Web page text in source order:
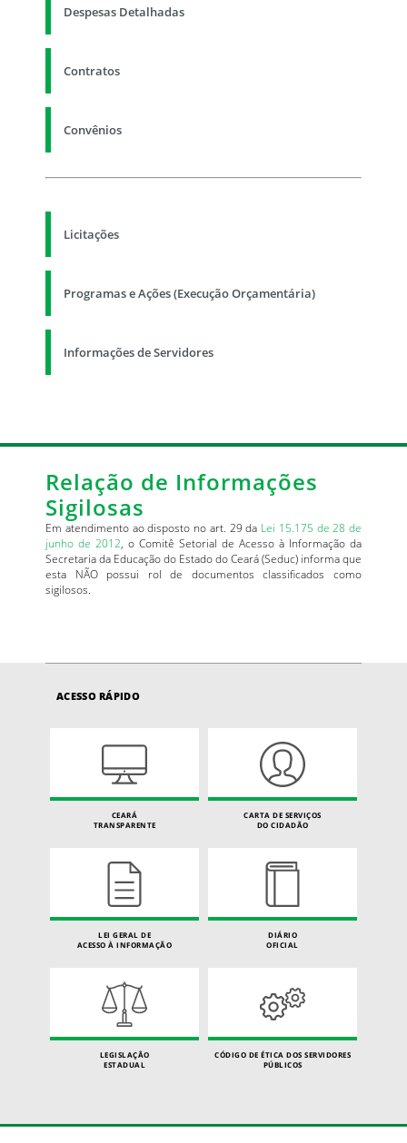
Despesas Detalhadas
Contratos
Convênios
Licitações
Programas e Ações (Execução Orçamentária)
Informações de Servidores
Relação de Informações
Sigilosas
Em atendimento ao disposto no art. 29 da Lei 15.175 de 28 de
junho de 2012 , o Comitê Setorial de Acesso à Informação da
Secretaria da Educação do Estado do Ceará (Seduc) informa que
esta NÃO possui rol de documentos classificados como
sigilosos.
ACESSO RÁPIDO
CEARÁ
TRANSPARENTE
CARTA DE SERVIÇOS
DO CIDADÃO
LEI GERAL DE
ACESSO À INFORMAÇÃO
DIÁRIO
OFICIAL
LEGISLAÇÃO
ESTADUAL
CÓDIGO DE ÉTICA DOS SERVIDORES
PÚBLICOS